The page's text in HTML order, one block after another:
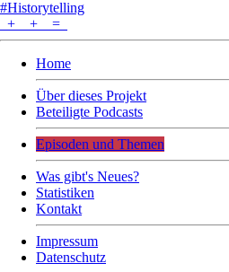
#Historytelling
+
+ =
Home
Über dieses Projekt
Beteiligte Podcasts
Episoden und Themen
Was gibt's Neues?
Statistiken
Kontakt
Impressum
Datenschutz